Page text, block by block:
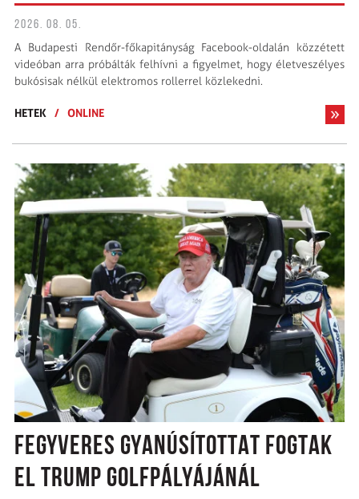
2026. 08. 05.
A Budapesti Rendőr-főkapitányság Facebook-oldalán közzétett
videóban arra próbálták felhívni a figyelmet, hogy életveszélyes
bukósisak nélkül elektromos rollerrel közlekedni.
HETEK / ONLINE
FEGYVERES GYANÚSÍTOTTAT FOGTAK
EL TRUMP GOLFPÁLYÁJÁNÁL